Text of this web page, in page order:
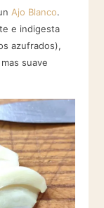
Ajo Blanco.
e indigesta
azufrados),
suave